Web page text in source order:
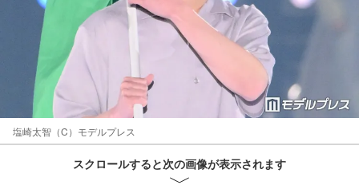
塩崎太智（C）モデルプレス
スクロールすると次の画像が表示されます